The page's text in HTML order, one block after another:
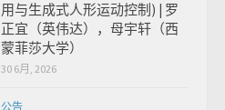
用与生成式人形运动控制) | 罗
正宜（英伟达），母宇轩（西
蒙菲莎大学）
30 6月, 2026
公告